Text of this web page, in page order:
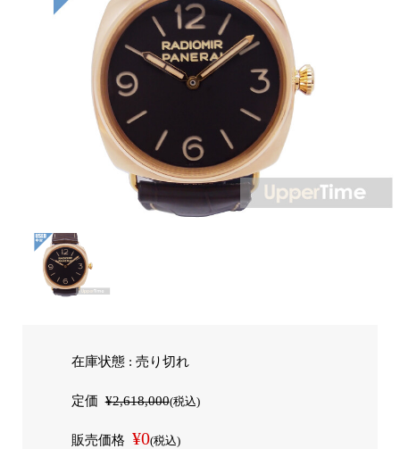
在庫状態 : 売り切れ
定価¥2,618,000(税込)
販売価格 ¥0(税込)